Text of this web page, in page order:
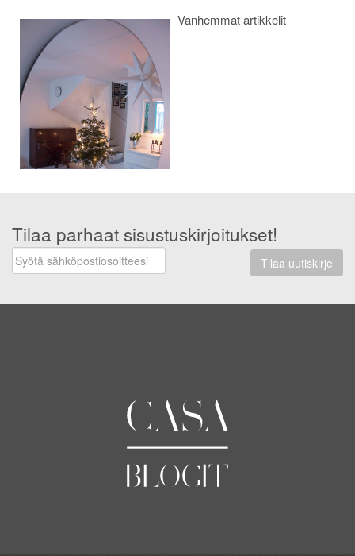
Vanhemmat artikkelit
Tilaa parhaat sisustuskirjoitukset!
Tilaa uutiskirje